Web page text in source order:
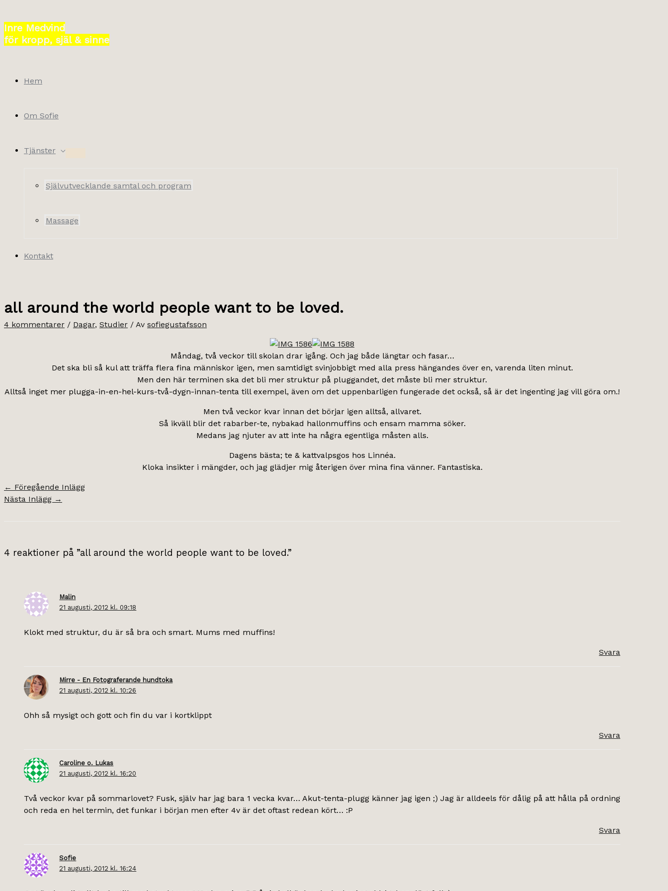
till
innehåll
Inre Medvind
för kropp, själ & sinne
Hem
Om Sofie
Tjänster
Självutvecklande samtal och program
Massage
Kontakt
all around the world people want to be loved.
4 kommentarer / Dagar, Studier / Av sofiegustafsson
Måndag, två veckor till skolan drar igång. Och jag både längtar och fasar…
Det ska bli så kul att träffa flera fina människor igen, men samtidigt svinjobbigt med alla press hängandes över en, varenda liten minut.
Men den här terminen ska det bli mer struktur på pluggandet, det måste bli mer struktur.
Alltså inget mer plugga-in-en-hel-kurs-två-dygn-innan-tenta till exempel, även om det uppenbarligen fungerade det också, så är det ingenting jag vill göra om.!
Men två veckor kvar innan det börjar igen alltså, allvaret.
Så ikväll blir det rabarber-te, nybakad hallonmuffins och ensam mamma söker.
Medans jag njuter av att inte ha några egentliga måsten alls.
Dagens bästa; te & kattvalpsgos hos Linnéa.
Kloka insikter i mängder, och jag glädjer mig återigen över mina fina vänner. Fantastiska.
← Föregående Inlägg
Nästa Inlägg →
4 reaktioner på ”all around the world people want to be loved.”
Malin
21 augusti, 2012 kl. 09:18
Klokt med struktur, du är så bra och smart. Mums med muffins!
Svara
Mirre - En Fotograferande hundtoka
21 augusti, 2012 kl. 10:26
Ohh så mysigt och gott och fin du var i kortklippt
Svara
Caroline o. Lukas
21 augusti, 2012 kl. 16:20
Två veckor kvar på sommarlovet? Fusk, själv har jag bara 1 vecka kvar… Akut-tenta-plugg känner jag igen ;) Jag är alldeels för dålig på att hålla på ordning
och reda en hel termin, det funkar i början men efter 4v är det oftast redean kört… :P
Svara
Sofie
21 augusti, 2012 kl. 16:24